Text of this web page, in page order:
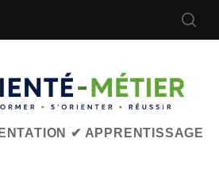
✔ APPRENTISSAGE